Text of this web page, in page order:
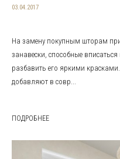
03.04.2017
На замену покупным шторам
занавески, способные
разбавить его яркими
добавляют в совр...
ПОДРОБНЕЕ